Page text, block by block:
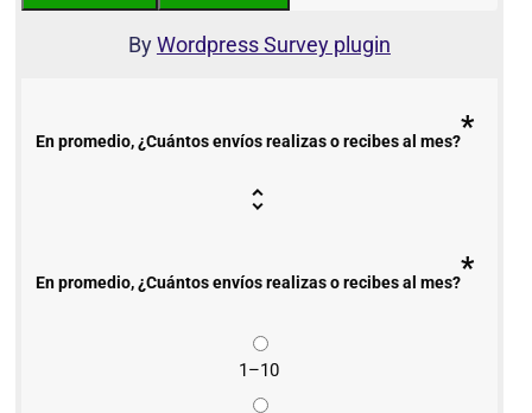
ByWordpress Survey plugin
En promedio, ¿Cuántos envíos realizas o recibes al mes?*
En promedio, ¿Cuántos envíos realizas o recibes al mes?*
1–10